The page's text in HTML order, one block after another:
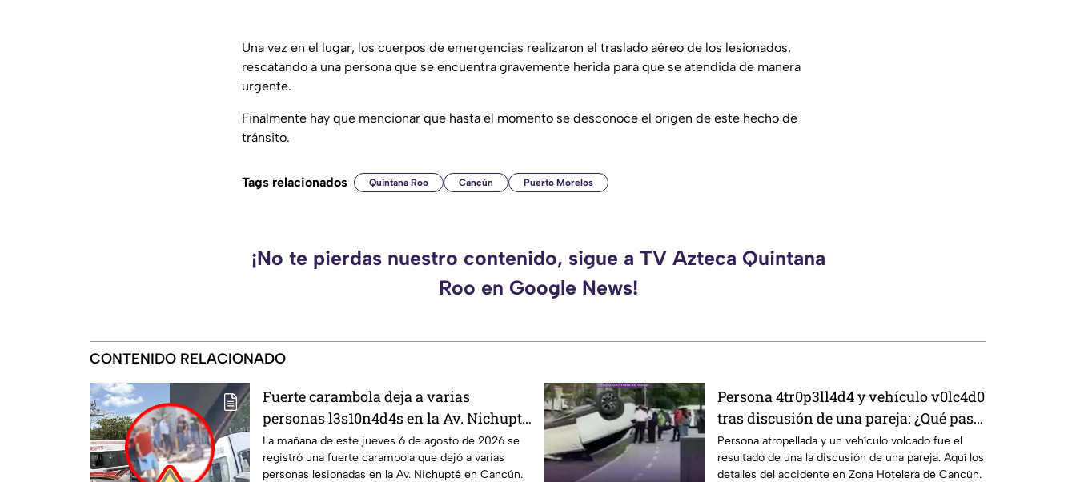
Una vez en el lugar, los cuerpos de emergencias realizaron el traslado aéreo de los lesionados,
rescatando a una persona que se encuentra gravemente herida para que se atendida de manera
urgente.
Finalmente hay que mencionar que hasta el momento se desconoce el origen de este hecho de
tránsito.
Tags relacionados Quintana Roo Cancún Puerto Morelos
¡No te pierdas nuestro contenido, sigue a TV Azteca Quintana
Roo en Google News!
CONTENIDO RELACIONADO
Fuerte carambola deja a varias
personas l3s10n4d4s en la Av. Nichupté
de Cancún HOY, jueves 6 de agosto de
2026; se reporta tráfico pesado
La mañana de este jueves 6 de agosto de 2026 se
registró una fuerte carambola que dejó a varias
personas lesionadas en la Av. Nichupté en Cancún.
Persona 4tr0p3ll4d4 y vehículo v0lc4d0
tras discusión de una pareja: ¿Qué pasó
en la Zona Hotelera de Cancún HOY, 4
de agosto de 2026?
Persona atropellada y un vehículo volcado fue el
resultado de una la discusión de una pareja. Aquí los
detalles del accidente en Zona Hotelera de Cancún.